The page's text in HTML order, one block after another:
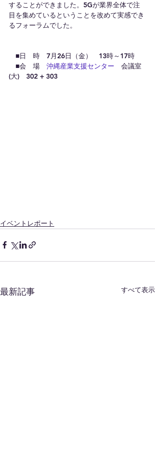
することができました。5Gが業界全体で注
目を集めているということを改めて実感でき
るフォーラムでした。
■日　時　7月26日（金）　13時～17時
■会　場 沖縄産業支援センター 会議室
(大)　302 + 303
イベントレポート
最新記事 すべて表示